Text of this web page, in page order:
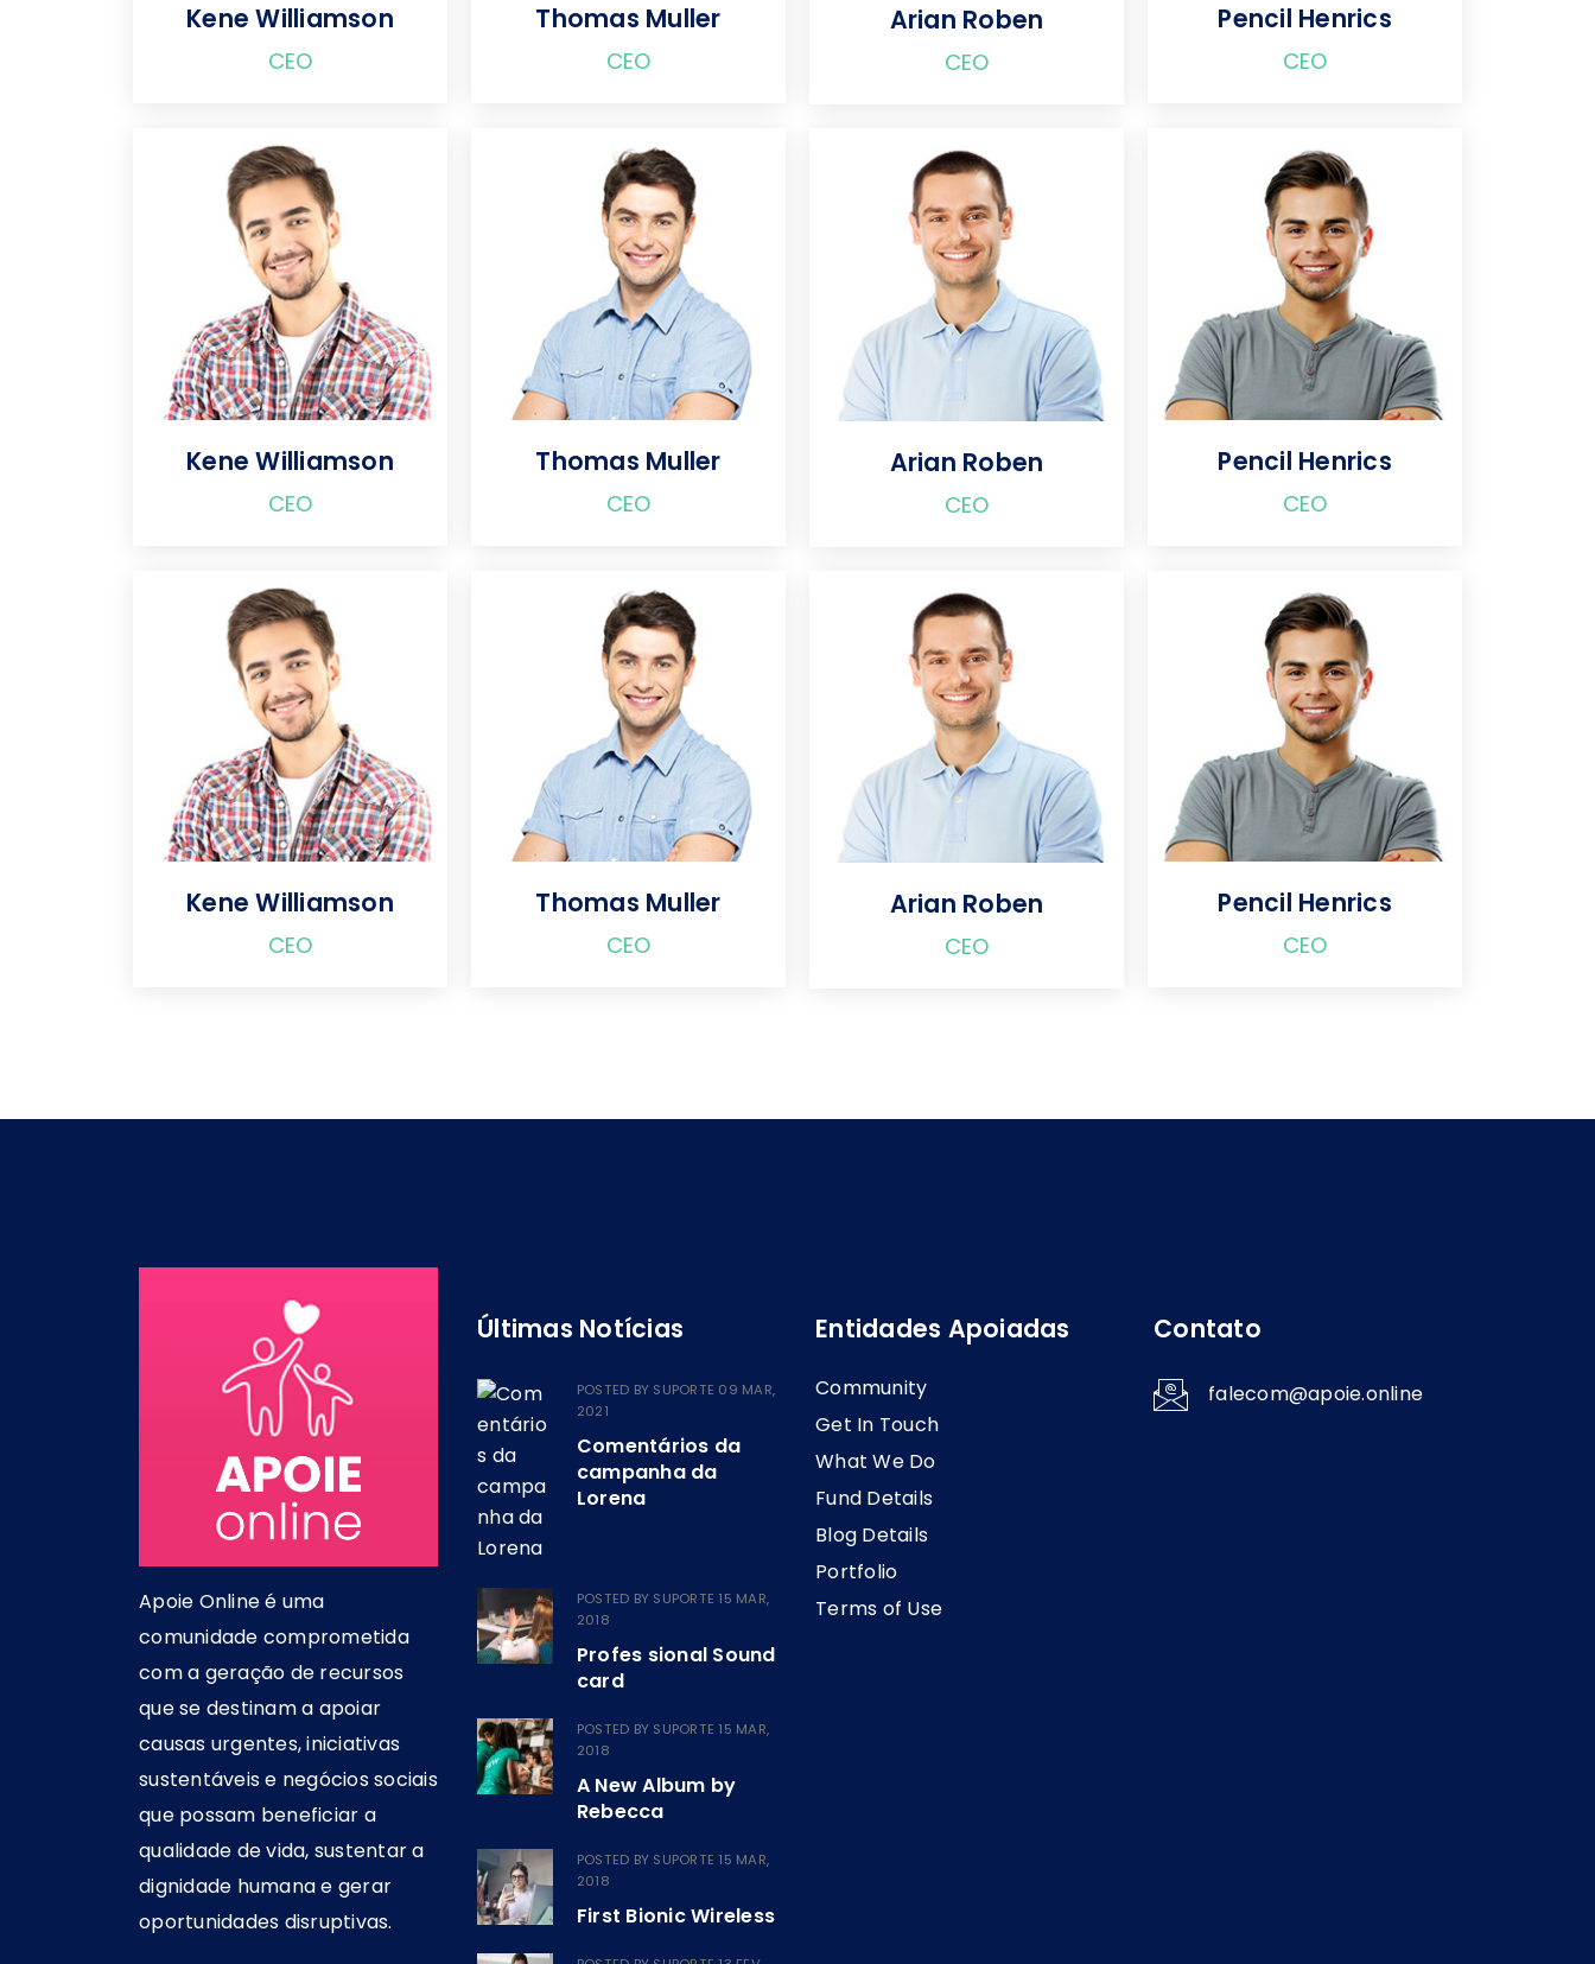
Kene Williamson
CEO
Thomas Muller
CEO
Arian Roben
CEO
Pencil Henrics
CEO
Kene Williamson
CEO
Thomas Muller
CEO
Arian Roben
CEO
Pencil Henrics
CEO
Kene Williamson
CEO
Thomas Muller
CEO
Arian Roben
CEO
Pencil Henrics
CEO
Apoie Online é uma
comunidade comprometida
com a geração de recursos
que se destinam a apoiar
causas urgentes, iniciativas
sustentáveis e negócios sociais
que possam beneficiar a
qualidade de vida, sustentar a
dignidade humana e gerar
oportunidades disruptivas.
Últimas Notícias
POSTED BY SUPORTE 09 MAR,
2021
Comentários da
campanha da
Lorena
POSTED BY SUPORTE 15 MAR,
2018
Profes sional Sound
card
POSTED BY SUPORTE 15 MAR,
2018
A New Album by
Rebecca
POSTED BY SUPORTE 15 MAR,
2018
First Bionic Wireless
Entidades Apoiadas
Community
Get In Touch
What We Do
Fund Details
Blog Details
Portfolio
Terms of Use
Contato
falecom@apoie.online